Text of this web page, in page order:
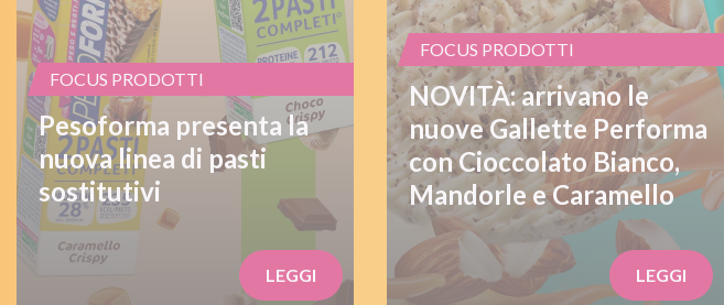
FOCUS PRODOTTI
Pesoforma presenta la
nuova linea di pasti
sostitutivi
LEGGI
FOCUS PRODOTTI
NOVITÀ: arrivano le
nuove Gallette Performa
con Cioccolato Bianco,
Mandorle e Caramello
LEGGI